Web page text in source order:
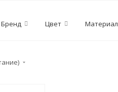
Бренд Цвет Материал